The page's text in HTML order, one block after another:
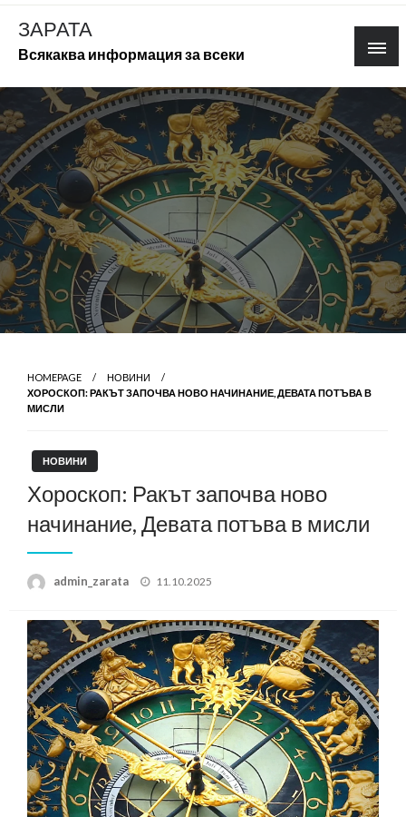
Skip
content
ЗАРАТА
Всякаква информация за всеки
HOMEPAGE
НОВИНИ
ХОРОСКОП: РАКЪТ ЗАПОЧВА НОВО НАЧИНАНИЕ, ДЕВАТА ПОТЪВА В
МИСЛИ
НОВИНИ
Хороскоп: Ракът започва ново
начинание, Девата потъва в мисли
admin_zarata
Posted
11.10.2025